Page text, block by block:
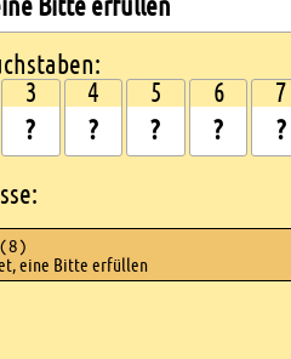
3 4 5 6 7
(8)
eine Bitte erfüllen